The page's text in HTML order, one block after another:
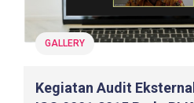
GALLERY
Kegiatan Audit